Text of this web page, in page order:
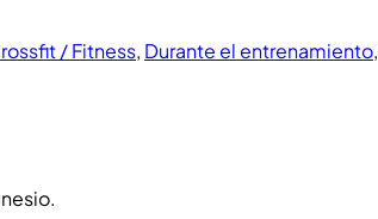
/ Fitness, Durante el entrenamiento,